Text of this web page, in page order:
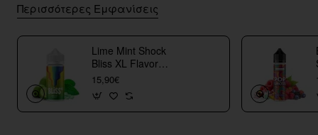
Περισσότερες Εμφανίσεις
Lime Mint Shock
Bliss XL Flavor
Shots
15,90€